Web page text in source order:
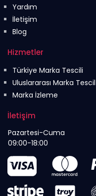
Yardım
İletişim
Blog
Hizmetler
Türkiye Marka Tescili
Uluslararası Marka Tescil
Marka İzleme
İletişim
Pazartesi-Cuma
09:00-18:00